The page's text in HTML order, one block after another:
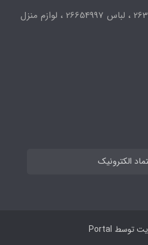
کوله و چمدان 26350784 ، لباس 26654997 ، لوازم منزل
الکترونیک
توسط Portal